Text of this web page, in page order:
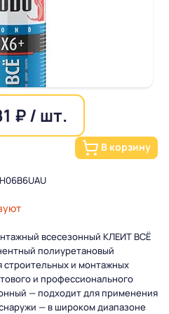
₽ / шт.
В корзину
всесезонный КЛЕИТ ВСЁ
полиуретановый
строительных и монтажных
и профессионального
— подходит для применения
— в широком диапазоне